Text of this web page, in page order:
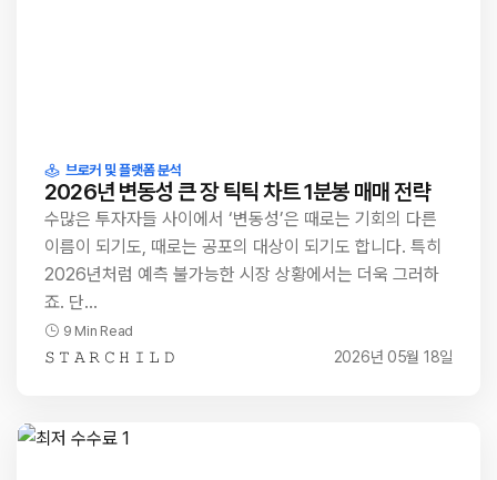
브로커 및 플랫폼 분석
2026년 변동성 큰 장 틱틱 차트 1분봉 매매 전략
수많은 투자자들 사이에서 ‘변동성’은 때로는 기회의 다른
이름이 되기도, 때로는 공포의 대상이 되기도 합니다. 특히
2026년처럼 예측 불가능한 시장 상황에서는 더욱 그러하
죠. 단…
9 Min Read
𝚂 𝚃 𝙰 𝚁 𝙲 𝙷 𝙸 𝙻 𝙳 2026년 05월 18일